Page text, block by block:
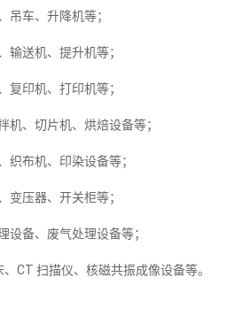
吊车、升降机等；
输送机、提升机等；
复印机、打印机等；
机、切片机、烘焙设备等；
织布机、印染设备等；
变压器、开关柜等；
设备、废气处理设备等；
CT 扫描仪、核磁共振成像设备等。